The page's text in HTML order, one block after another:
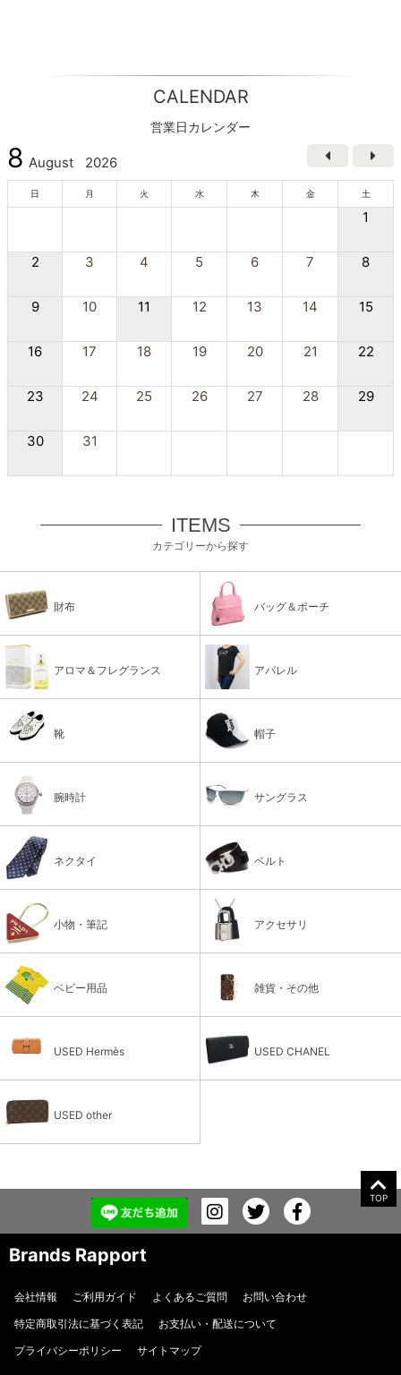
CALENDAR
営業日カレンダー
8 August 2026
日 月 火 水 木 金 土
1
2 3 4 5 6 7 8
9 10 11 12 13 14 15
16 17 18 19 20 21 22
23 24 25 26 27 28 29
30 31
ITEMS
カテゴリーから探す
財布 バッグ＆ポーチ
アロマ＆フレグランス アパレル
靴 帽子
腕時計 サングラス
ネクタイ ベルト
小物・筆記 アクセサリ
ベビー用品 雑貨・その他
USED Hermès USED CHANEL
USED other
TOP
Brands Rapport
会社情報 ご利用ガイド よくあるご質問
お問い合わせ
特定商取引法に基づく表記
お支払い・配送について
プライバシーポリシー
サイトマップ